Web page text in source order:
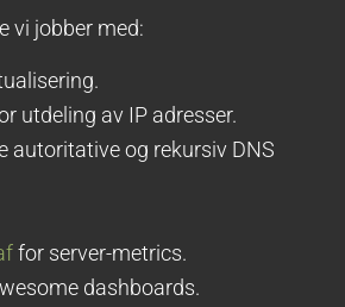
vi jobber med:
utdeling av IP adresser.
autoritative og rekursiv DNS
for server-metrics.
dashboards.